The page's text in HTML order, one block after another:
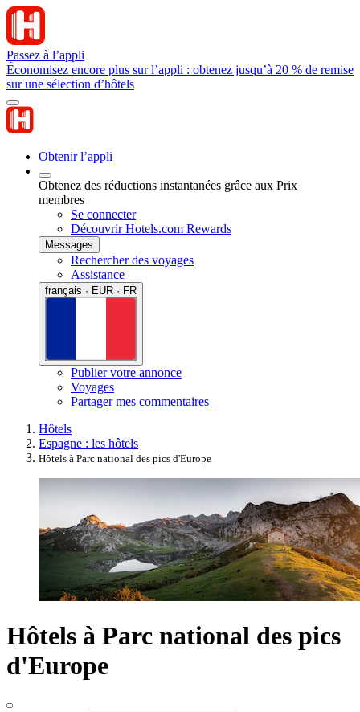
Passez à l’appli
Économisez encore plus sur l’appli : obtenez jusqu’à 20 % de remise
sur une sélection d’hôtels
Obtenir l’appli
Obtenez des réductions instantanées grâce aux Prix
membres
Se connecter
Découvrir Hotels.com Rewards
Messages
Rechercher des voyages
Assistance
français · EUR · FR
Publier votre annonce
Voyages
Partager mes commentaires
Hôtels
Espagne : les hôtels
Hôtels à Parc national des pics d'Europe
Hôtels à Parc national des pics
d'Europe